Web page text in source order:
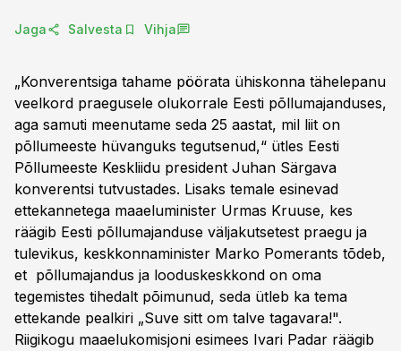
Jaga Salvesta Vihja
„Konverentsiga tahame pöörata ühiskonna tähelepanu
veelkord praegusele olukorrale Eesti põllumajanduses,
aga samuti meenutame seda 25 aastat, mil liit on
põllumeeste hüvanguks tegutsenud,“ ütles Eesti
Põllumeeste Keskliidu president Juhan Särgava
konverentsi tutvustades. Lisaks temale esinevad
ettekannetega maaeluminister Urmas Kruuse, kes
räägib Eesti põllumajanduse väljakutsetest praegu ja
tulevikus, keskkonnaminister Marko Pomerants tõdeb,
et põllumajandus ja looduskeskkond on oma
tegemistes tihedalt põimunud, seda ütleb ka tema
ettekande pealkiri „Suve sitt om talve tagavara!".
Riigikogu maaelukomisjoni esimees Ivari Padar räägib